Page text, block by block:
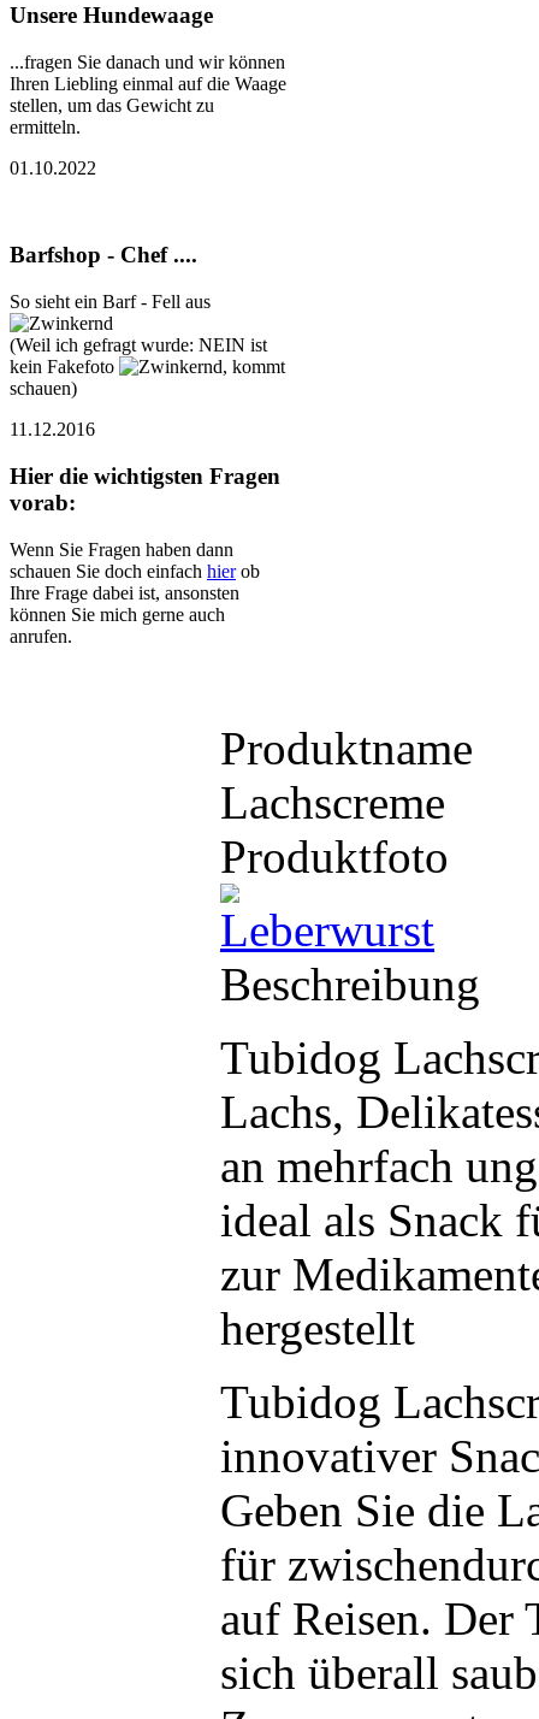
Unsere Hundewaage
...fragen Sie danach und wir können
Ihren Liebling einmal auf die Waage
stellen, um das Gewicht zu
ermitteln.
01.10.2022
Barfshop - Chef ....
So sieht ein Barf - Fell aus
(Weil ich gefragt wurde: NEIN ist
kein Fakefoto
, kommt
schauen)
11.12.2016
Hier die wichtigsten Fragen
vorab:
Wenn Sie Fragen haben dann
schauen Sie doch einfach hierob
Ihre Frage dabei ist, ansonsten
können Sie mich gerne auch
anrufen.
Produktname
Lachscreme
Produktfoto
Beschreibung
Tubidog
Lachs,
an mehrfach
ideal als Snack
zur
hergestellt
Tubidog
innovativer
Geben Sie die
für
auf Reisen. Der
sich überall